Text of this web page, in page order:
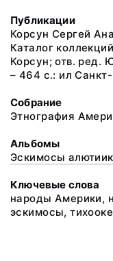
Публикации
Корсун Сергей
Каталог
Корсун; отв. ред.
– 464 с.: ил
Собрание
Этнография
Альбомы
Эскимосы алютиик
Ключевые слова
народы Америки,
эскимосы,